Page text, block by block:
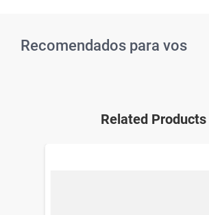
Recomendados para vos
Related Products